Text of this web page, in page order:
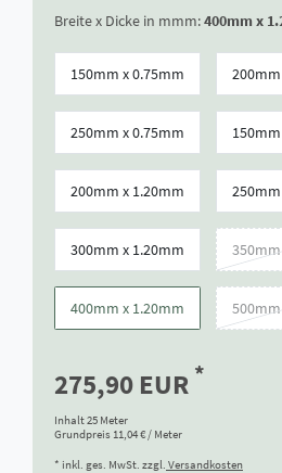
Breite x Dicke in mmm:400mm x
150mm x 0.75mm
250mm x 0.75mm
200mm x 1.20mm
300mm x 1.20mm
400mm x 1.20mm
275,90 EUR *
Inhalt25 Meter
Grundpreis 11,04 € / Meter
* inkl. ges. MwSt. zzgl. Versandkosten